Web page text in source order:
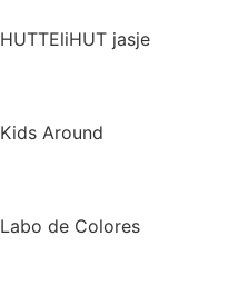
HUTTEliHUT jasje
Kids Around
Labo de Colores